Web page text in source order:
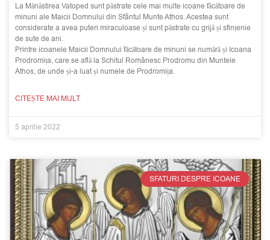
La Mănăstirea Vatoped sunt păstrate cele mai multe icoane făcătoare de
minuni ale Maicii Domnului din Sfântul Munte Athos. Acestea sunt
considerate a avea puteri miraculoase și sunt păstrate cu grijă și sfințenie
de sute de ani.
Printre icoanele Maicii Domnului făcătoare de minuni se numără și Icoana
Prodromița, care se află la Schitul Românesc Prodromu din Muntele
Athos, de unde și-a luat și numele de Prodromița.
CITEȘTE MAI MULT
5 aprilie 2022
SFATURI DESPRE ICOANE